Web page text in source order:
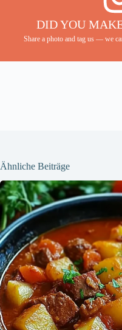
DID YOU
Share a photo and tag us — we
Ähnliche Beiträge